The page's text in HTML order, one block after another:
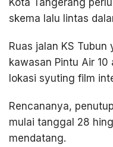
Kota Tangerang
skema lalu lintas
Ruas jalan KS
kawasan Pintu Air
lokasi syuting film
Rencananya,
mulai tanggal 28
mendatang.